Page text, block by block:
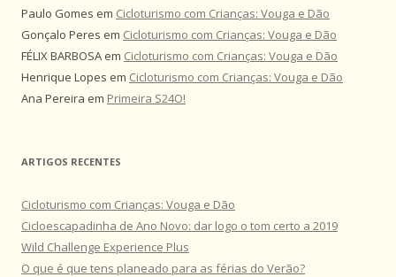
Paulo Gomes em Cicloturismo com Crianças: Vouga e Dão
Gonçalo Peres em Cicloturismo com Crianças: Vouga e Dão
FÉLIX BARBOSA em Cicloturismo com Crianças: Vouga e Dão
Henrique Lopes em Cicloturismo com Crianças: Vouga e Dão
Ana Pereira em Primeira S24O!
ARTIGOS RECENTES
Cicloturismo com Crianças: Vouga e Dão
Cicloescapadinha de Ano Novo: dar logo o tom certo a 2019
Wild Challenge Experience Plus
O que é que tens planeado para as férias do Verão?